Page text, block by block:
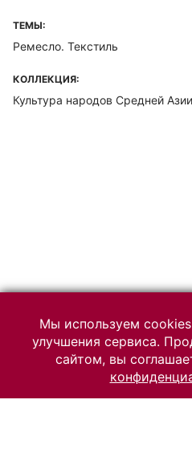
ТЕМЫ:
Ремесло. Текстиль
КОЛЛЕКЦИЯ:
Культура народов Средней
Мы используем
улучшения сервиса.
сайтом, вы